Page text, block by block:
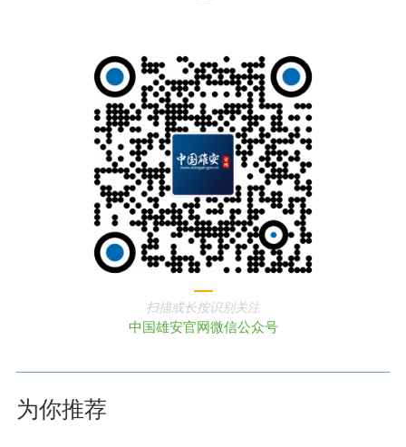
扫描或长按识别关注
中国雄安官网微信公众号
为你推荐